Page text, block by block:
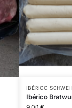
IBÉRICO
Ibérico